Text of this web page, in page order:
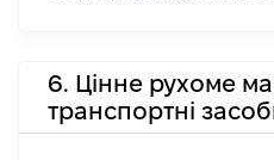
6. Цінне рухоме
транспортні